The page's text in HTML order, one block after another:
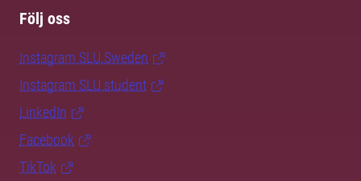
Följ oss
Instagram SLU.Sweden
Instagram SLU.student
LinkedIn
Facebook
TikTok